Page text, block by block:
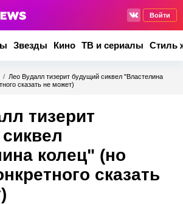
Войти
Звезды Кино ТВ и сериалы Стиль
/ Лео Вудалл тизерит будущий сиквел "Властелина
сказать не может)
тизерит
колец" (но
сказать